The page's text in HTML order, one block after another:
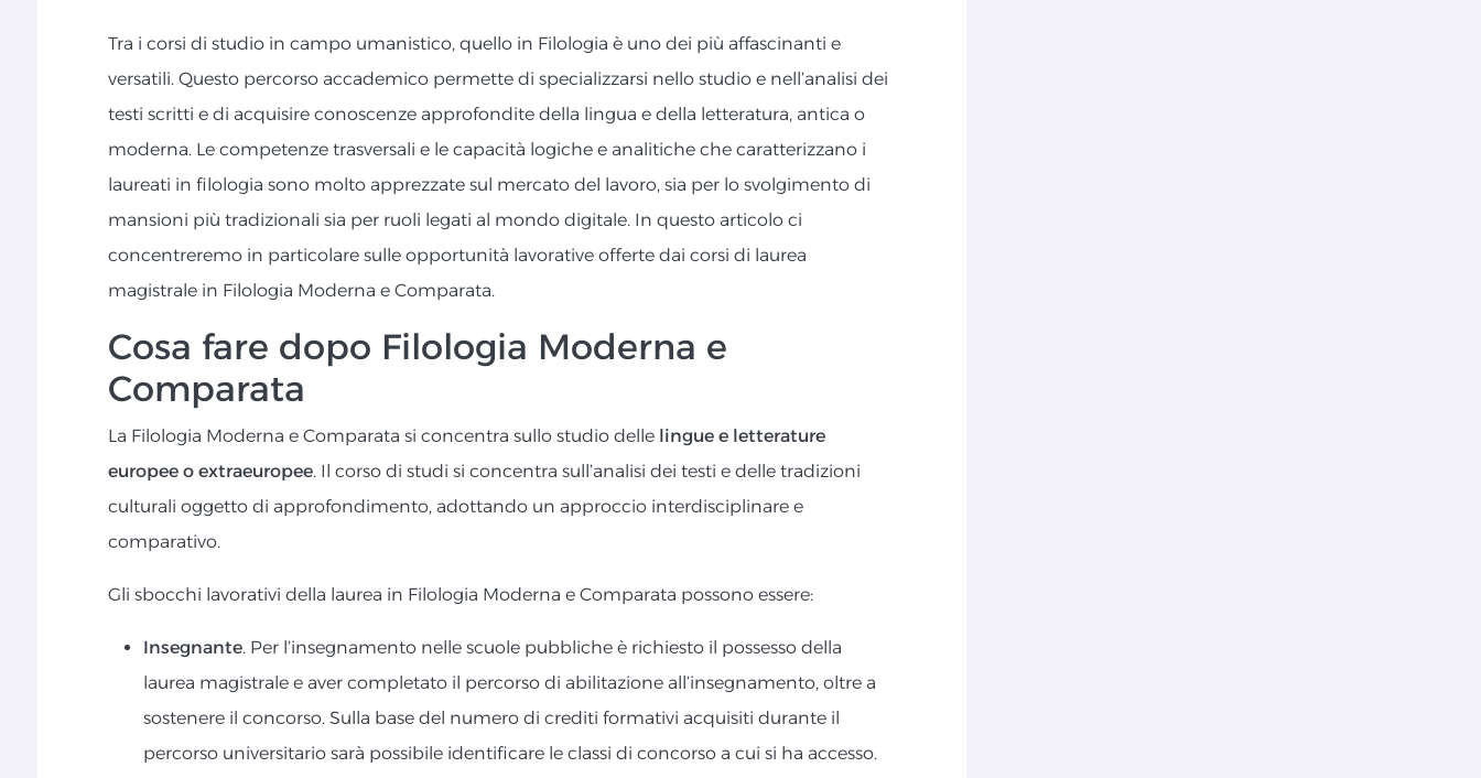
Tra i corsi di studio in campo umanistico, quello in Filologia è uno dei più affascinanti e
versatili. Questo percorso accademico permette di specializzarsi nello studio e nell’analisi dei
testi scritti e di acquisire conoscenze approfondite della lingua e della letteratura, antica o
moderna. Le competenze trasversali e le capacità logiche e analitiche che caratterizzano i
laureati in filologia sono molto apprezzate sul mercato del lavoro, sia per lo svolgimento di
mansioni più tradizionali sia per ruoli legati al mondo digitale. In questo articolo ci
concentreremo in particolare sulle opportunità lavorative offerte dai corsi di laurea
magistrale in Filologia Moderna e Comparata.
Cosa fare dopo Filologia Moderna e
Comparata
La Filologia Moderna e Comparata si concentra sullo studio delle lingue e letterature
europee o extraeuropee. Il corso di studi si concentra sull’analisi dei testi e delle tradizioni
culturali oggetto di approfondimento, adottando un approccio interdisciplinare e
comparativo.
Gli sbocchi lavorativi della laurea in Filologia Moderna e Comparata possono essere:
Insegnante. Per l’insegnamento nelle scuole pubbliche è richiesto il possesso della
laurea magistrale e aver completato il percorso di abilitazione all’insegnamento, oltre a
sostenere il concorso. Sulla base del numero di crediti formativi acquisiti durante il
percorso universitario sarà possibile identificare le classi di concorso a cui si ha accesso.